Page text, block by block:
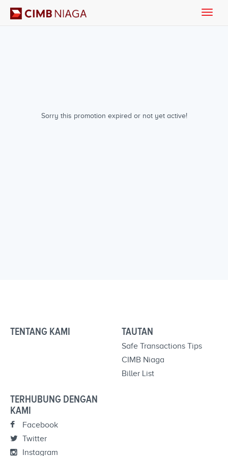
Sorry this promotion expired or not yet active!
Toggle
TENTANG KAMI TAUTAN
Safe Transactions Tips
CIMB Niaga
Biller List
TERHUBUNG DENGAN
KAMI
Facebook
Twitter
Instagram